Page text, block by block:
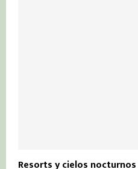
Resorts y cielos nocturnos